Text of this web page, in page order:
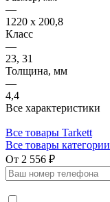
—
1220 x 200,8
Класс
—
23, 31
Толщина, мм
—
4,4
Все характеристики
Все товары Tarkett
Все товары категории
От 2 556 ₽